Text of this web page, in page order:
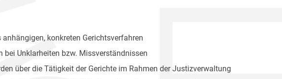
konkreten Gerichtsverfahren
bei Unklarheiten bzw. Missverständnissen
über die Tätigkeit der Gerichte im Rahmen der Justizverwaltung